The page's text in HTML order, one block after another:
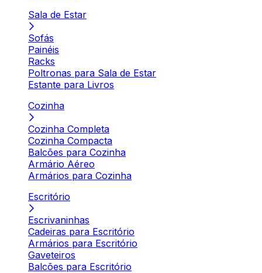
Sala de Estar
Sofás
Painéis
Racks
Poltronas para Sala de Estar
Estante para Livros
Cozinha
Cozinha Completa
Cozinha Compacta
Balcões para Cozinha
Armário Aéreo
Armários para Cozinha
Escritório
Escrivaninhas
Cadeiras para Escritório
Armários para Escritório
Gaveteiros
Balcões para Escritório